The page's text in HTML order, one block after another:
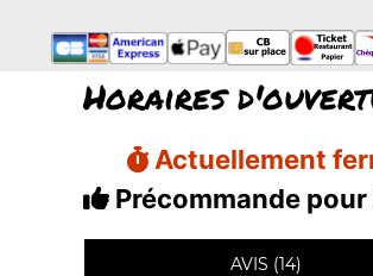
Horaires
Actuellement
Précommande pour
AVIS (14)